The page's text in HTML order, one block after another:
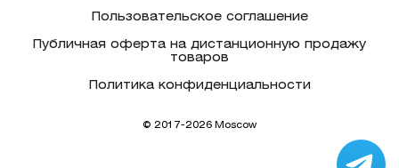
Пользовательское соглашение
Публичная оферта на дистанционную продажу
товаров
Политика конфиденциальности
© 2017-2026 Moscow